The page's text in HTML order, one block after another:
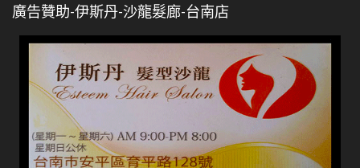
廣告贊助-伊斯丹-沙龍髮廊-台南店